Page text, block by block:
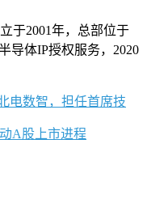
2001年，总部位于
导体IP授权服务，2020
电数智，担任首席技
A股上市进程